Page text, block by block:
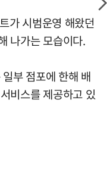
가 시범운영 해왔던
나가는 모습이다.
부 점포에 한해 배
비스를 제공하고 있